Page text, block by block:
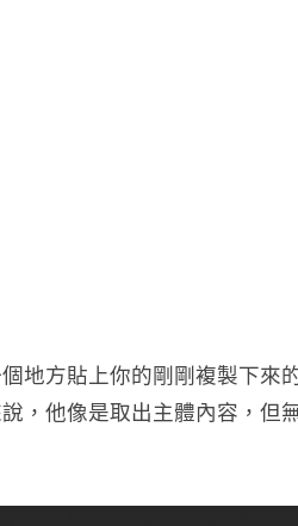
地方貼上你的剛剛複製下來
，他像是取出主體內容，但